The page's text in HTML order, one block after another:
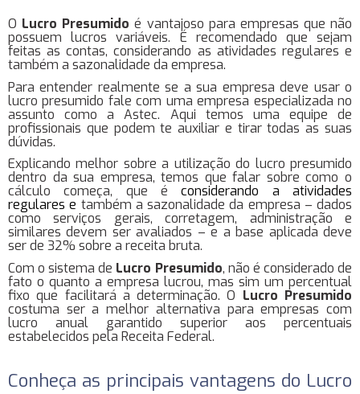
O Lucro Presumido é vantajoso para empresas que não
possuem lucros variáveis. É recomendado que sejam
feitas as contas, considerando as atividades regulares e
também a sazonalidade da empresa.
Para entender realmente se a sua empresa deve usar o
lucro presumido fale com uma empresa especializada no
assunto como a Astec. Aqui temos uma equipe de
profissionais que podem te auxiliar e tirar todas as suas
dúvidas.
Explicando melhor sobre a utilização do lucro presumido
dentro da sua empresa, temos que falar sobre como o
cálculo começa, que éconsiderando a atividades
regulares e também a sazonalidade da empresa – dados
como serviços gerais, corretagem, administração e
similares devem ser avaliados – e a base aplicada deve
ser de 32% sobre a receita bruta.
Com o sistema de Lucro Presumido, não é considerado de
fato o quanto a empresa lucrou, mas sim um percentual
fixo que facilitará a determinação. O Lucro Presumido
costuma ser a melhor alternativa para empresas com
lucro anual garantido superior aos percentuais
estabelecidos pela Receita Federal.
Conheça as principais vantagens do Lucro